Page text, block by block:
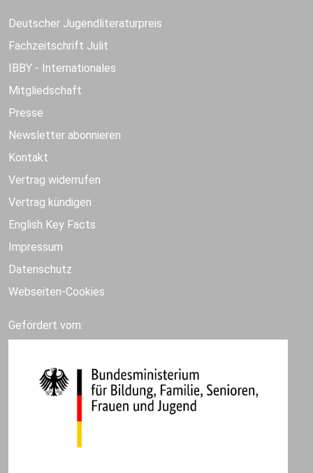
Deutscher Jugendliteraturpreis
Fachzeitschrift Julit
IBBY - Internationales
Mitgliedschaft
Presse
Newsletter abonnieren
Kontakt
Vertrag widerrufen
Vertrag kündigen
English Key Facts
Impressum
Datenschutz
Webseiten-Cookies
Gefördert vom: